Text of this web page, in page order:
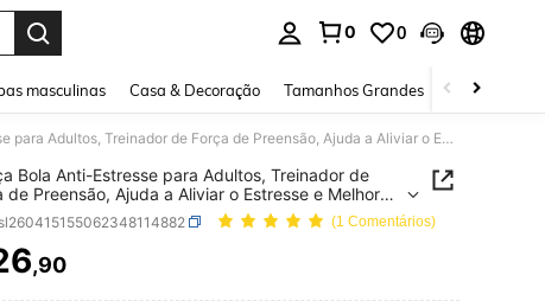
0 0
masculinas Casa & Decoração Tamanhos Grandes Joias e
1 Peça Bola Anti-Estresse para Adultos, Treinador de Força de Preensão, Ajuda a Aliviar o Estresse e Melhorar a Força de Preensão, Bola Macia para Apertar Adequada para Alívio de Estresse e Exercícios de Mão, Brinquedo Anti-Estresse Inovador, Brinquedo Sensorial para Apertar
Bola Anti-Estresse para Adultos, Treinador de
de Preensão, Ajuda a Aliviar o Estresse e Melhorar
de Preensão, Bola Macia para Apertar Adequada
de Estresse e Exercícios de Mão, Brinquedo
Estresse Inovador, Brinquedo Sensorial para Apertar
(1 Comentários)
AND AVAILABILITY
,90